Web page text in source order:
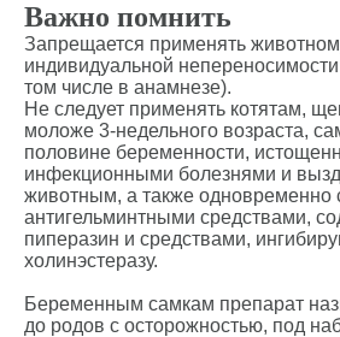
Вакцинация кроликов
Вакцинация хорьков
Важно помнить
Запрещается применять
индивидуальной
том числе в анамнезе).
Не следует применять котятам,
моложе 3-недельного возраста,
половине беременности,
инфекционными болезнями и
животным, а также одновременно
антигельминтными средствами,
пиперазин и средствами,
холинэстеразу.
Беременным самкам препарат
до родов с осторожностью, под